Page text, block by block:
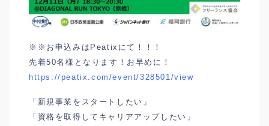
※※お申込みはPeatixにて！！！
先着50名様となります！お早めに！
https://peatix.com/event/328501/view
「新規事業をスタートしたい」
「資格を取得してキャリアアップしたい」